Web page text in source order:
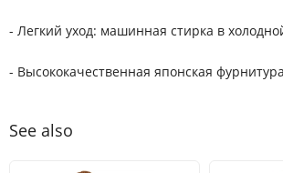
- Легкий уход: машинная стирка в
- Высококачественная японская
See also